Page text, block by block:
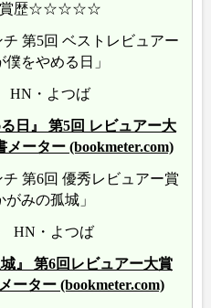
歴☆☆☆☆☆
第5回 ベストレビュアー
をやめる日」
HN・よつば
日』 第5回 レビュアー大
メーター (bookmeter.com)
第6回 優秀レビュアー賞
みの孤城」
HN・よつば
』 第6回レビュアー大賞
ーター (bookmeter.com)